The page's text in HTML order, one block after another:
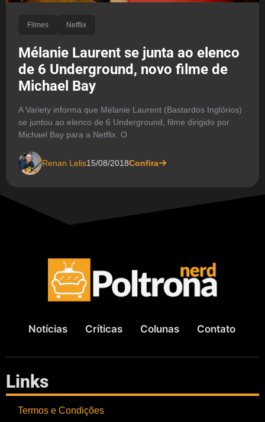
Filmes Netflix
Mélanie Laurent se junta ao elenco
de 6 Underground, novo filme de
Michael Bay
A Variety informa que Mélanie Laurent (Bastardos Inglórios)
se juntou ao elenco de 6 Underground, filme dirigido por
Michael Bay para a Netflix. O
Renan Lelis15/08/2018Confira
Notícias Críticas Colunas Contato
Links
Termos e Condições